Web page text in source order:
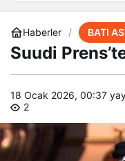
Haberler BATI
Suudi
18 Ocak 2026, 00:37
2